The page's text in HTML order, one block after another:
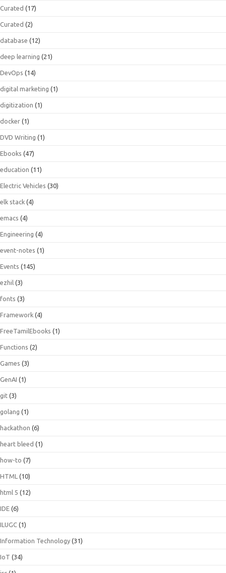
Curated (17)
Curated (2)
database (12)
deep learning (21)
DevOps (14)
digital marketing (1)
digitization (1)
docker (1)
DVD Writing (1)
Ebooks (47)
education (11)
Electric Vehicles (30)
elk stack (4)
emacs (4)
Engineering (4)
event-notes (1)
Events (145)
ezhil (3)
fonts (3)
Framework (4)
FreeTamilEbooks (1)
Functions (2)
Games (3)
GenAI (1)
git (3)
golang (1)
hackathon (6)
heart bleed (1)
how-to (7)
HTML (10)
html 5 (12)
IDE (6)
ILUGC (1)
Information Technology (31)
IoT (34)